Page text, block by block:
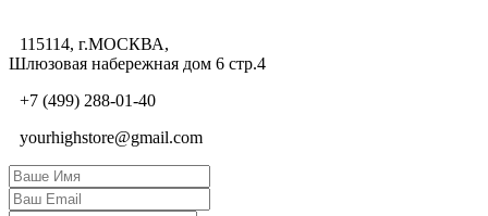
115114, г.МОСКВА,
Шлюзовая набережная дом 6 стр.4
+7 (499) 288-01-40
yourhighstore@gmail.com